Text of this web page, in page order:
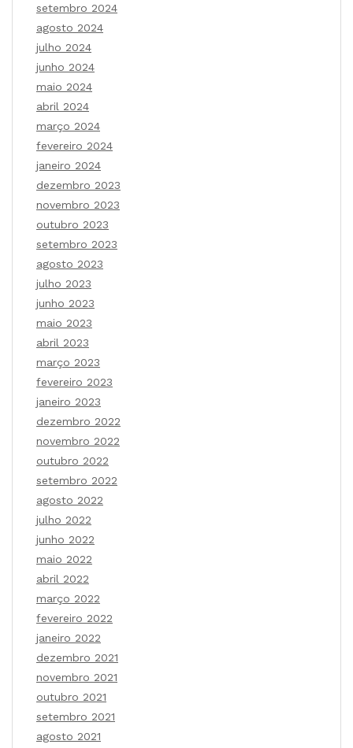
setembro 2024
agosto 2024
julho 2024
junho 2024
maio 2024
abril 2024
março 2024
fevereiro 2024
janeiro 2024
dezembro 2023
novembro 2023
outubro 2023
setembro 2023
agosto 2023
julho 2023
junho 2023
maio 2023
abril 2023
março 2023
fevereiro 2023
janeiro 2023
dezembro 2022
novembro 2022
outubro 2022
setembro 2022
agosto 2022
julho 2022
junho 2022
maio 2022
abril 2022
março 2022
fevereiro 2022
janeiro 2022
dezembro 2021
novembro 2021
outubro 2021
setembro 2021
agosto 2021